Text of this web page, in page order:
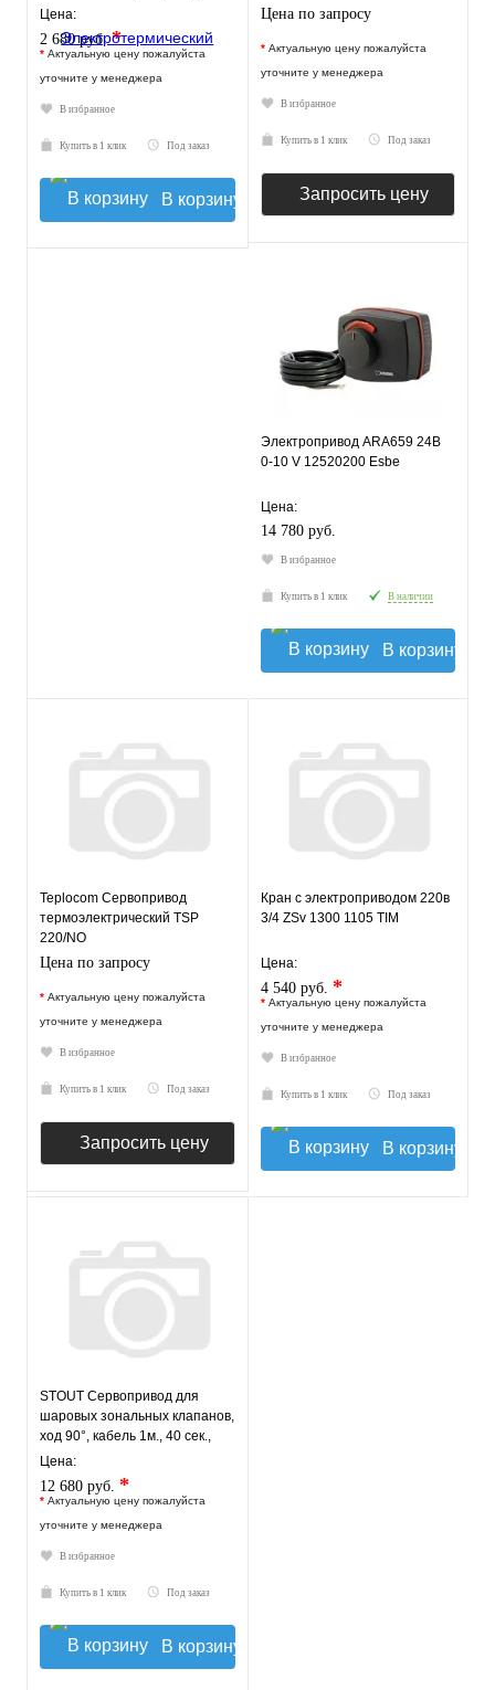
нормально открытый, 230 В
Цена:
2 680 руб.*
* Актуальную цену пожалуйста
уточните у менеджера
В избранное
Купить в 1 клик Под заказ
В корзину
Цена по запросу
* Актуальную цену пожалуйста
уточните у менеджера
В избранное
Купить в 1 клик Под заказ
Запросить цену
Электропривод ARA659 24В
0-10 V 12520200 Esbe
Цена:
14 780 руб.
В избранное
Купить в 1 клик В наличии
В корзину
Teplocom Сервопривод
термоэлектрический TSP
220/NO
Цена по запросу
* Актуальную цену пожалуйста
уточните у менеджера
В избранное
Купить в 1 клик Под заказ
Запросить цену
Кран с электроприводом 220в
3/4 ZSv 1300 1105 TIM
Цена:
4 540 руб. *
* Актуальную цену пожалуйста
уточните у менеджера
В избранное
Купить в 1 клик Под заказ
В корзину
STOUT Сервопривод для
шаровых зональных клапанов,
ход 90°, кабель 1м., 40 сек.,
24V, 4 полюса
Цена:
12 680 руб. *
* Актуальную цену пожалуйста
уточните у менеджера
В избранное
Купить в 1 клик Под заказ
В корзину